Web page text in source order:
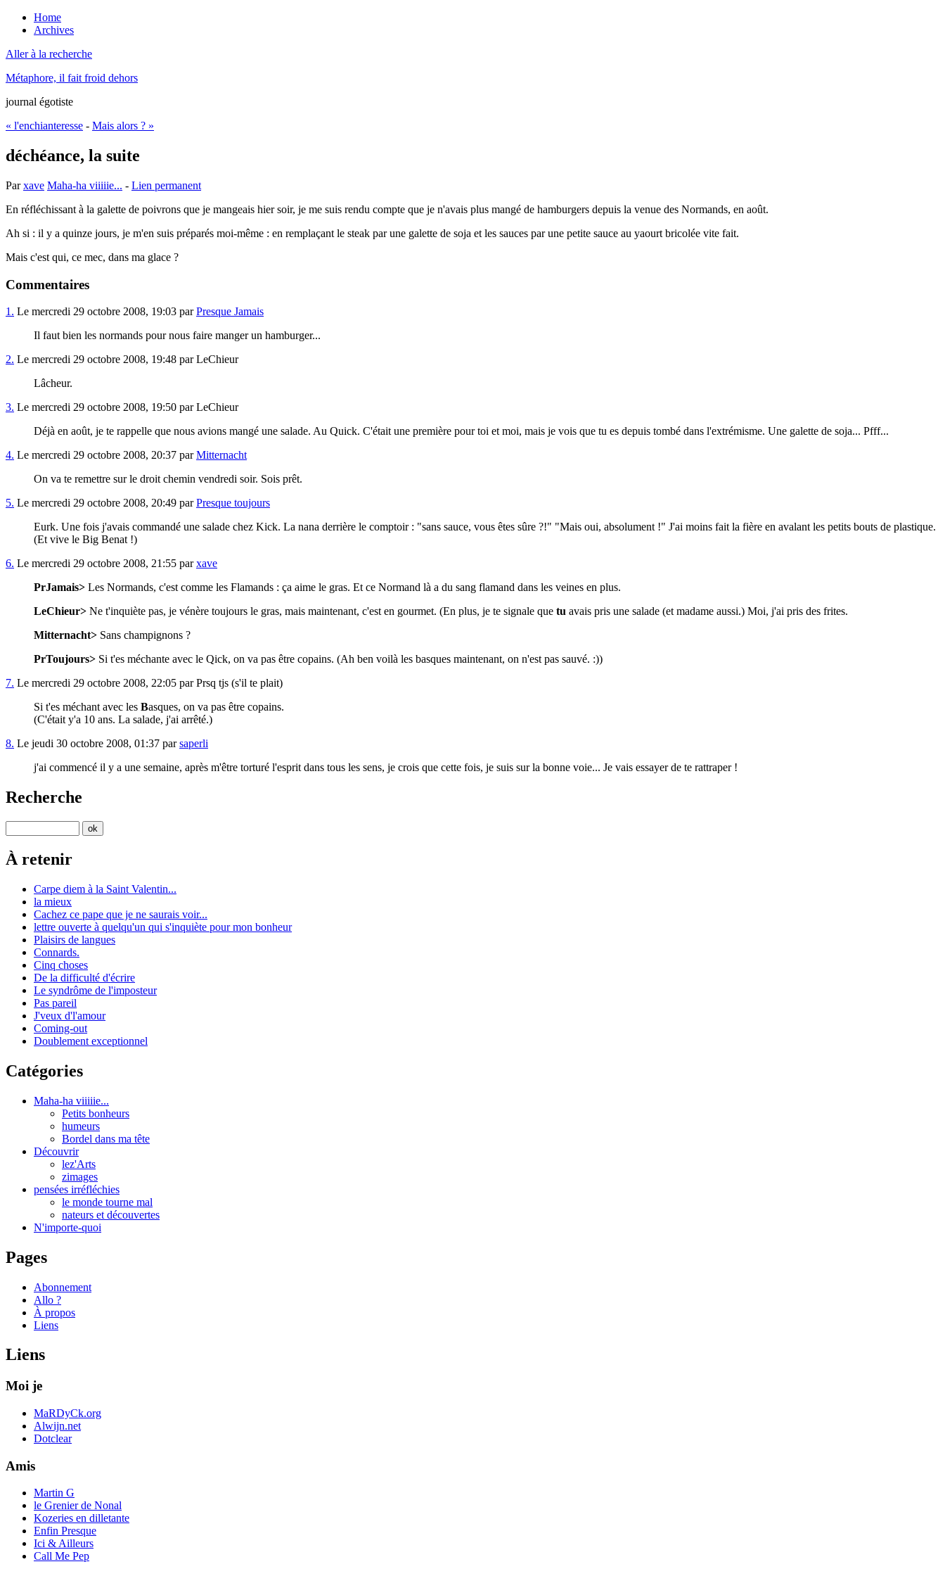
Home
Archives
Aller à la recherche
Métaphore, il fait froid dehors
journal égotiste
« l'enchianteresse - Mais alors ? »
déchéance, la suite
Parxave Maha-ha viiiiie... - Lien permanent
En réfléchissant à la galette de poivrons que je mangeais hier soir, je me suis rendu compte que je n'avais plus mangé de hamburgers depuis la venue des Normands, en août.
Ah si : il y a quinze jours, je m'en suis préparés moi-même : en remplaçant le steak par une galette de soja et les sauces par une petite sauce au yaourt bricolée vite fait.
Mais c'est qui, ce mec, dans ma glace ?
Commentaires
1. Le mercredi 29 octobre 2008, 19:03 parPresque Jamais
Il faut bien les normands pour nous faire manger un hamburger...
2. Le mercredi 29 octobre 2008, 19:48 par LeChieur
Lâcheur.
3. Le mercredi 29 octobre 2008, 19:50 par LeChieur
Déjà en août, je te rappelle que nous avions mangé une salade. Au Quick. C'était une première pour toi et moi, mais je vois que tu es depuis tombé dans l'extrémisme. Une galette de soja... Pfff...
4. Le mercredi 29 octobre 2008, 20:37 parMitternacht
On va te remettre sur le droit chemin vendredi soir. Sois prêt.
5. Le mercredi 29 octobre 2008, 20:49 parPresque toujours
Eurk. Une fois j'avais commandé une salade chez Kick. La nana derrière le comptoir : "sans sauce, vous êtes sûre ?!" "Mais oui, absolument !" J'ai moins fait la fière en avalant les petits bouts de plastique.
(Et vive le Big Benat !)
6. Le mercredi 29 octobre 2008, 21:55 parxave
PrJamais> Les Normands, c'est comme les Flamands : ça aime le gras. Et ce Normand là a du sang flamand dans les veines en plus.
LeChieur> Ne t'inquiète pas, je vénère toujours le gras, mais maintenant, c'est en gourmet. (En plus, je te signale que tu avais pris une salade (et madame aussi.) Moi, j'ai pris des frites.
Mitternacht> Sans champignons ?
PrToujours> Si t'es méchante avec le Qick, on va pas être copains. (Ah ben voilà les basques maintenant, on n'est pas sauvé. :))
7. Le mercredi 29 octobre 2008, 22:05 par Prsq tjs (s'il te plait)
Si t'es méchant avec les Basques, on va pas être copains.
(C'était y'a 10 ans. La salade, j'ai arrêté.)
8. Le jeudi 30 octobre 2008, 01:37 parsaperli
j'ai commencé il y a une semaine, après m'être torturé l'esprit dans tous les sens, je crois que cette fois, je suis sur la bonne voie... Je vais essayer de te rattraper !
Recherche
À retenir
Carpe diem à la Saint Valentin...
la mieux
Cachez ce pape que je ne saurais voir...
lettre ouverte à quelqu'un qui s'inquiète pour mon bonheur
Plaisirs de langues
Connards.
Cinq choses
De la difficulté d'écrire
Le syndrôme de l'imposteur
Pas pareil
J'veux d'l'amour
Coming-out
Doublement exceptionnel
Catégories
Maha-ha viiiiie...
Petits bonheurs
humeurs
Bordel dans ma tête
Découvrir
lez'Arts
zimages
pensées irréfléchies
le monde tourne mal
nateurs et découvertes
N'importe-quoi
Pages
Abonnement
Allo ?
À propos
Liens
Liens
Moi je
MaRDyCk.org
Alwijn.net
Dotclear
Amis
Martin G
le Grenier de Nonal
Kozeries en dilletante
Enfin Presque
Ici & Ailleurs
Call Me Pep